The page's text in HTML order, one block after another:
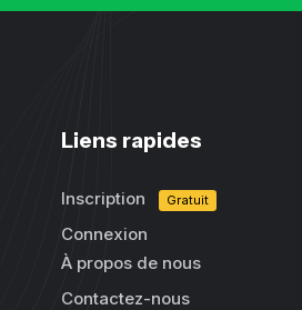
Liens rapides
Inscription Gratuit
Connexion
À propos de nous
Contactez-nous